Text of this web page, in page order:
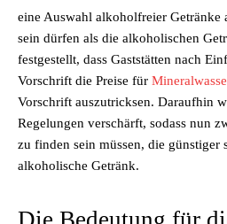
eine Auswahl alkoholfreier Getränke
sein dürfen als die alkoholischen
festgestellt, dass Gaststätten nach
Vorschrift die Preise für
Vorschrift auszutricksen. Daraufhin
Regelungen verschärft, sodass nun
zu finden sein müssen, die günstiger
alkoholische Getränk.